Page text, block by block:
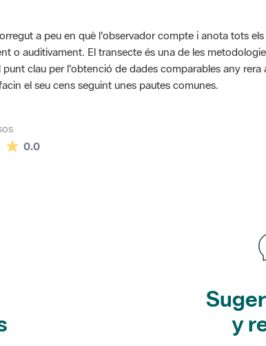
a peu en què l'observador compte i anota tots
o auditivament. El transecte és una de les
punt clau per l'obtenció de dades comparables any
el seu cens seguint unes pautes comunes.
0.0La valoración media es de 0 estrellas de 5.
y